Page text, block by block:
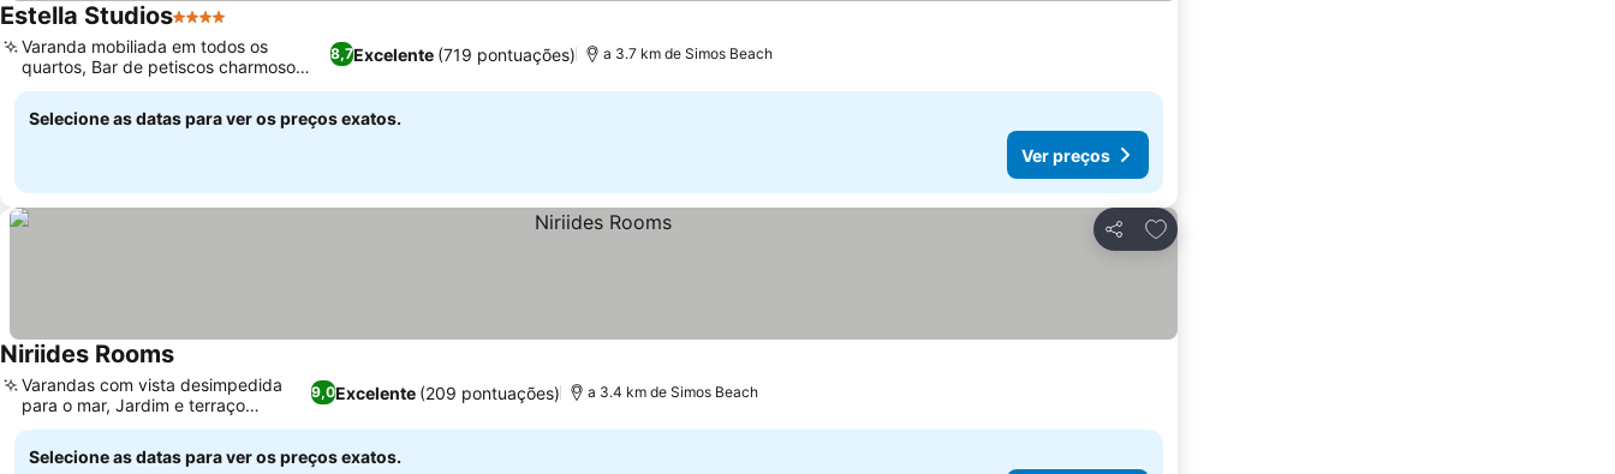
Estella Studios4 Estrelas
8,7Excelente (719 pontuações)
Varanda mobiliada em todos os
quartos, Bar de petiscos charmoso
com terraço
a 3.7 km de Simos Beach
Selecione as datas para ver os preços exatos.
Ver preços
Partilhar
Adicionar aos favoritos
Niriides Rooms
9,0Excelente (209 pontuações)
Varandas com vista desimpedida
para o mar, Jardim e terraço
tranquilos
a 3.4 km de Simos Beach
Selecione as datas para ver os preços exatos.